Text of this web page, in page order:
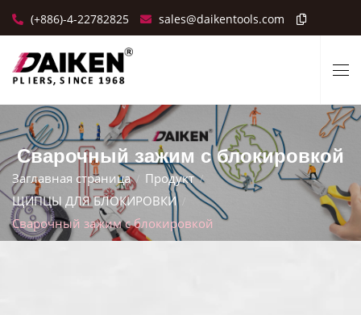
(+886)-4-22782825 sales@daikentools.com
Сварочный зажим с блокировкой
Заглавная страница
Продукт
ЩИПЦЫ ДЛЯ БЛОКИРОВКИ
Сварочный зажим с блокировкой